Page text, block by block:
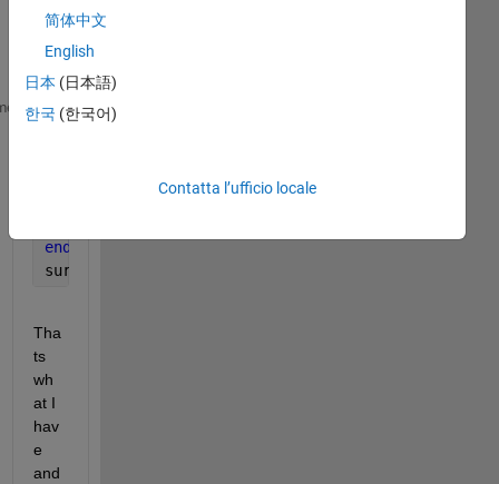
x=[.4 1 1.4 1.9 2.4]
end
surf(T')
Tha
ts
wh
at I
hav
e
and
简体中文
English
日本 (日本語)
한국 (한국어)
Contatta l’ufficio locale